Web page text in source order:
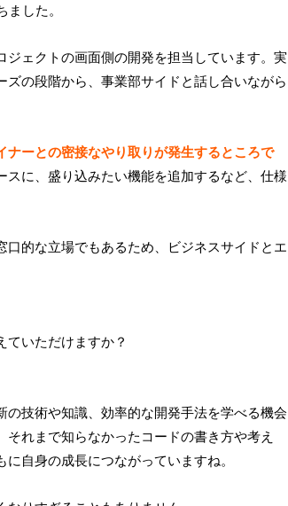
した。
ェクトの画面側の開発を担当しています。実
の段階から、事業部サイドと話し合いながら
ーとの密接なやり取りが発生するところで
に、盛り込みたい機能を追加するなど、仕様
的な立場でもあるため、ビジネスサイドとエ
ていただけますか？
技術や知識、効率的な開発手法を学べる機会
れまで知らなかったコードの書き方や考え
自身の成長につながっていますね。